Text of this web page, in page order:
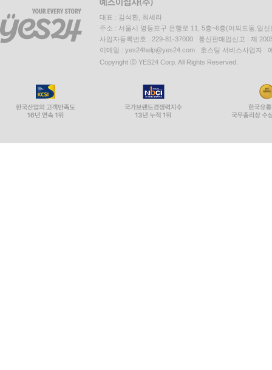
대표 : 김석환, 최세라
주소 : 서울시 영등포구 은행로 11, 5층~6층(여의도동,일신
사업자등록번호 : 229-81-37000 통신판매업신고 : 제
이메일 : yes24help@yes24.com 호스팅 서비스사업자 :
Copyright ⓒ YES24 Corp. All Rights Reserved.